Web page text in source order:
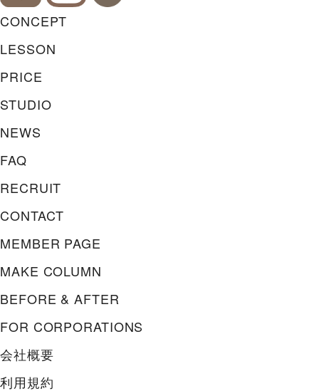
CONCEPT
LESSON
PRICE
STUDIO
NEWS
FAQ
RECRUIT
CONTACT
MEMBER PAGE
MAKE COLUMN
BEFORE & AFTER
FOR CORPORATIONS
会社概要
利用規約